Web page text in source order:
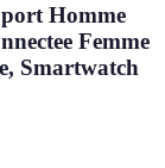
Homme
Femme
Smartwatch